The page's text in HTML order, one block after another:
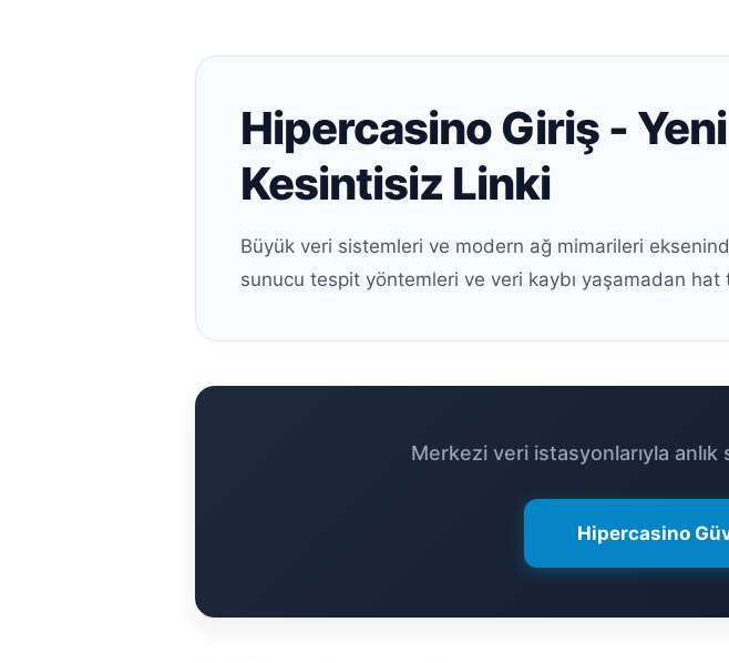
Hipercasino Giriş -
Kesintisiz Linki
Büyük veri sistemleri ve modern ağ mimarileri
sunucu tespit yöntemleri ve veri kaybı yaşamadan hat
Merkezi veri istasyonlarıyla
Hipercasino